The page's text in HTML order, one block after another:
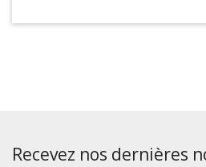
Recevez nos dernières